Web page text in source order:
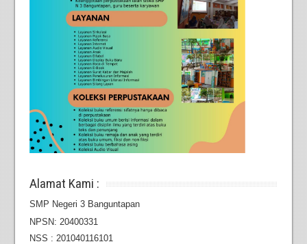
Alamat Kami :
SMP Negeri 3 Banguntapan
NPSN: 20400331
NSS : 201040116101